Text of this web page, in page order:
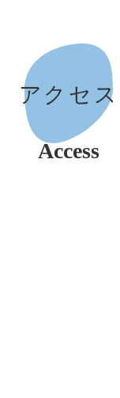
アクセス
Access